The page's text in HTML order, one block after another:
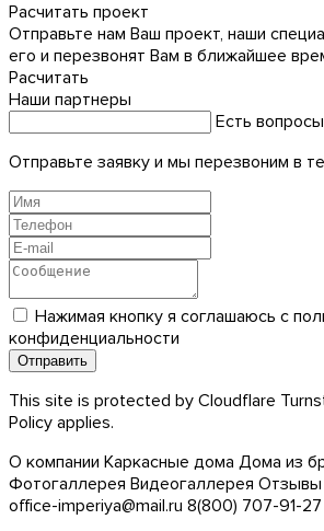
Расчитать проект
Отправьте нам Ваш проект, наши
его и перезвонят Вам в ближайшее
Расчитать
Наши партнеры
Есть
Отправьте заявку и мы перезвоним в
Нажимая кнопку я соглашаюсь с
конфиденциальности
This site is protected by Cloudflare
Policy applies.
О компании Каркасные дома Дома из
Фотогаллерея Видеогаллерея Отзывы
office-imperiya@mail.ru 8(800) 707-91-27